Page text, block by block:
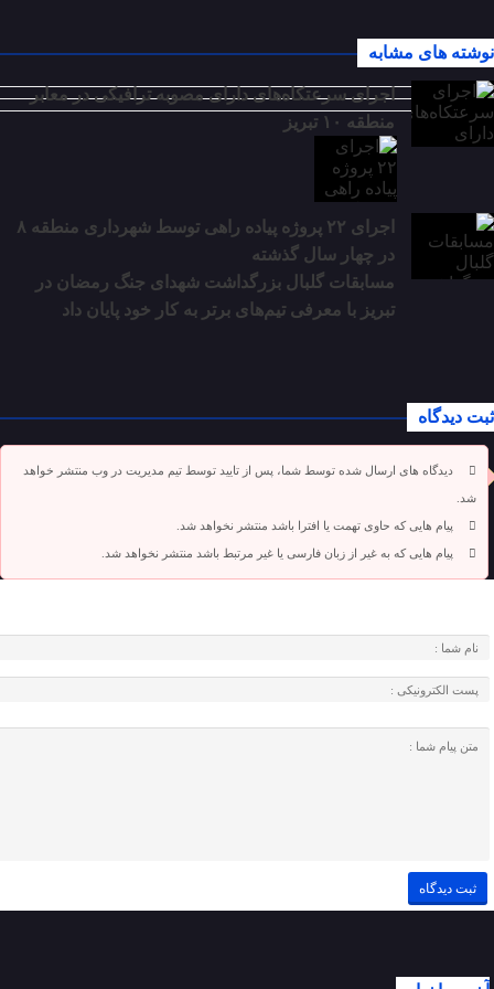
نوشته های مشابه
اجرای سرعتکاه‌های دارای مصوبه ترافیکی در معابر
منطقه ۱۰ تبریز
اجرای ۲۲ پروژه پیاده راهی توسط شهرداری منطقه ۸
در چهار سال گذشته
مسابقات گلبال بزرگداشت شهدای جنگ رمضان در
تبریز با معرفی تیم‌های برتر به کار خود پایان داد
ثبت دیدگاه
دیدگاه های ارسال شده توسط شما، پس از تایید توسط تیم مدیریت در وب منتشر خواهد
شد.
پیام هایی که حاوی تهمت یا افترا باشد منتشر نخواهد شد.
پیام هایی که به غیر از زبان فارسی یا غیر مرتبط باشد منتشر نخواهد شد.